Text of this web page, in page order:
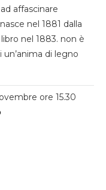
affascinare
nel 1881 dalla
nel 1883. non è
di legno
ore 15.30